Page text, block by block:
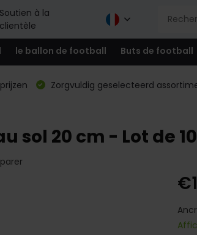
Soutien à la
clientèle
le ballon de football Buts de football
Zorgvuldig geselecteerd
sol 20 cm - Lot de